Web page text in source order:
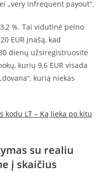
„very infrequent payout“.
%. Tai vidutinė pelno
EUR įnašą, kad
dienų užsiregistruosite
kurių 9,6 EUR visada
kurią niekas
kodu LT – Ką lieka po kitų
su realiu
į skaičius